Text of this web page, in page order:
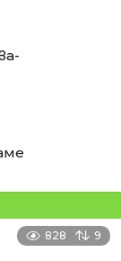
828 9